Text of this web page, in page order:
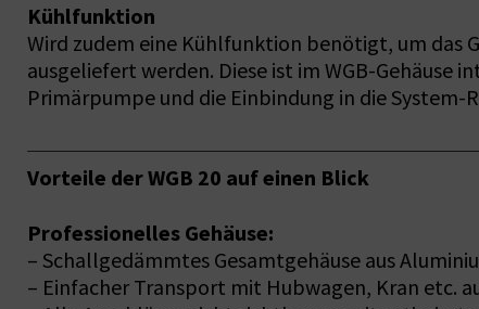
Kühlfunktion
Wird zudem eine Kühlfunktion benötigt, um das
ausgeliefert werden. Diese ist im WGB-Gehäuse
Primärpumpe und die Einbindung in die
Vorteile der WGB 20 auf einen Blick
Professionelles Gehäuse:
– Schallgedämmtes Gesamtgehäuse aus
– Einfacher Transport mit Hubwagen, Kran etc.